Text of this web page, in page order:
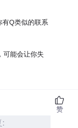
有Q类似的联系
可能会让你失
:
赞